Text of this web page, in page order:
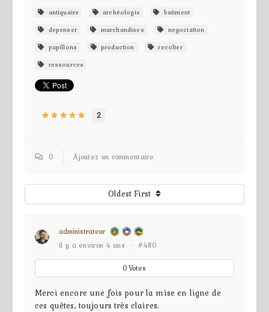
antiquaire archéologie
batiment
depenser
marchandises
negociation
papillons
production
recolter
ressources
2
0 Ajoutez un commentaire
Oldest First
administrateur
il y a environ 4 ans
· #480
0Votes
Merci encore une fois pour la mise en ligne de
ces quêtes, toujours très claires.